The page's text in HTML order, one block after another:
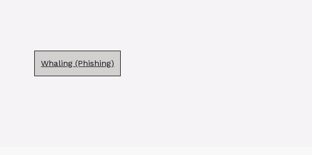
Whaling (Phishing)